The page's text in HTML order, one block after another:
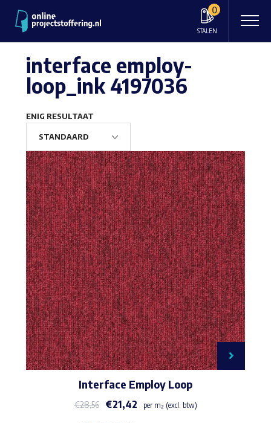
0
STALEN
interface employ-
loop_ink 4197036
ENIG RESULTAAT
Interface Employ Loop
€28,56 €21,42 per m² (excl. btw)